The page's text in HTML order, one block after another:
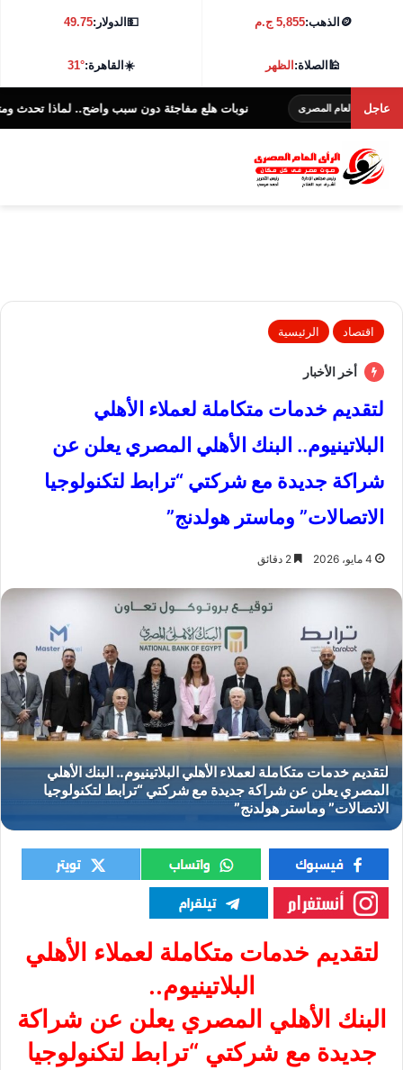
🪙 الذهب:5,855 ج.م 💵الدولار:49.75
🕌الصلاة:الظهر ☀️القاهرة:31°
عاجل
المصرى نوبات هلع مفاجئة دون سبب واضح.. لماذا تحدث ومتى تحتاج
اقتصاد الرئيسية
أخر الأخبار
لتقديم خدمات متكاملة لعملاء الأهلي
البلاتينيوم.. البنك الأهلي المصري يعلن عن
شراكة جديدة مع شركتي “ترابط لتكنولوجيا
الاتصالات” وماستر هولدنج”
4 مايو، 2026
لتقديم خدمات متكاملة لعملاء الأهلي
البلاتينيوم..
البنك الأهلي المصري يعلن عن شراكة
جديدة مع شركتي “ترابط لتكنولوجيا